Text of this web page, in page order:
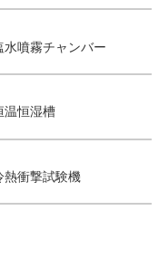
水噴霧チャンバー
温恒湿槽
熱衝撃試験機